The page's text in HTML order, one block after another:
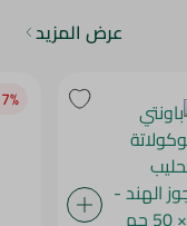
عرض المزيد